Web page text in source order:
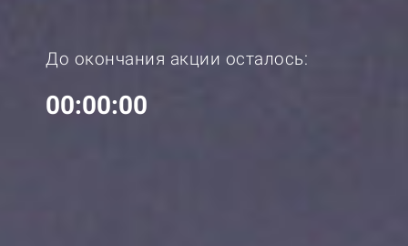
До окончания акции осталось:
00:00:00